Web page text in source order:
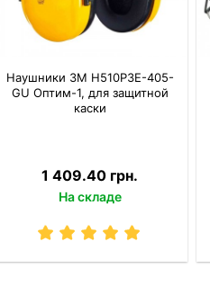
Наушники 3M H510P3E-405-
GU Оптим-1, для защитной
каски
1 409.40 грн.
На складе